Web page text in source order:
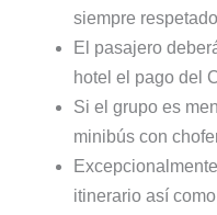
siempre
El pasajero
hotel el pago del
Si el grupo es
minibús con
itinerario así